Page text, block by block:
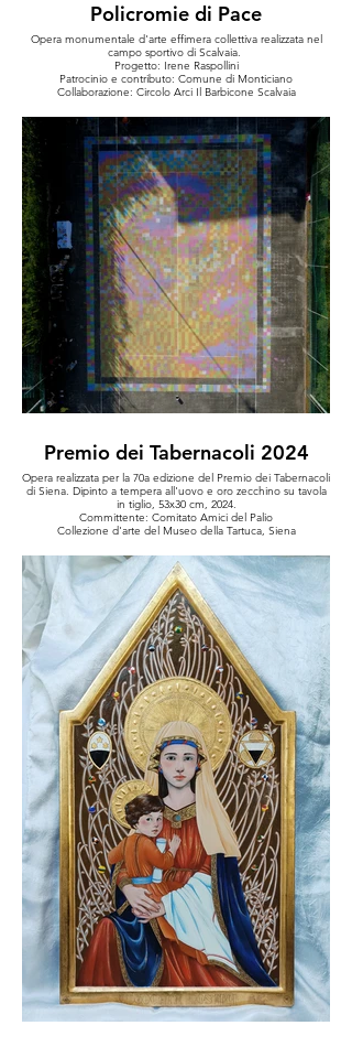
Policromie di Pace
Opera monumentale d'arte effimera collettiva realizzata nel
campo sportivo di Scalvaia.
Progetto: Irene Raspollini
Patrocinio e contributo: Comune di Monticiano
Collaborazione: Circolo Arci Il Barbicone Scalvaia
Premio dei Tabernacoli 2024
Opera realizzata per la 70a edizione del Premio dei Tabernacoli
di Siena. Dipinto a tempera all'uovo e oro zecchino su tavola
in tiglio, 53x30 cm, 2024.
Committente: Comitato Amici del Palio
Collezione d'arte del Museo della Tartuca, Siena